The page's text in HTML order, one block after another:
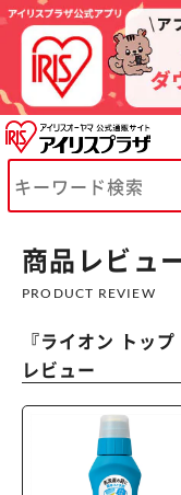
商品レビュ
PRODUCT REVIEW
『ライオン トッ
レビュー
※ご確認くだ
カートに入